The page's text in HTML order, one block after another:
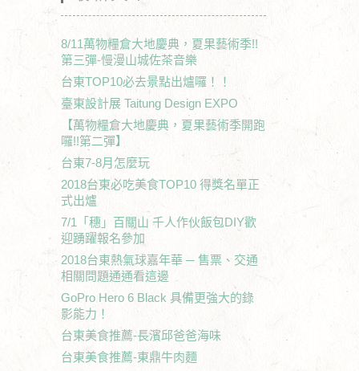
8/11萬物糧倉大地慶典，夏果藝術季!!
第三彈-慢漫山城佐茶音樂
台東TOP10必去景點出爐囉！！
臺東設計展 Taitung Design EXPO
【萬物糧倉大地慶典，夏果藝術季開跑
囉!!第二彈】
台東7-8月怎麼玩
2018台東必吃美食TOP10 得獎名單正
式出爐
7/1「穗」百關山 千人作伙飯包DIY歡
迎踴躍報名參加
2018台東熱氣球嘉年華 ─ 售票、交通
相關問題通通看這邊
GoPro Hero 6 Black 具備更強大的錄
影能力！
台東美食推薦-長濱邱爸爸海味
台東美食推薦-東鼎牛肉麵